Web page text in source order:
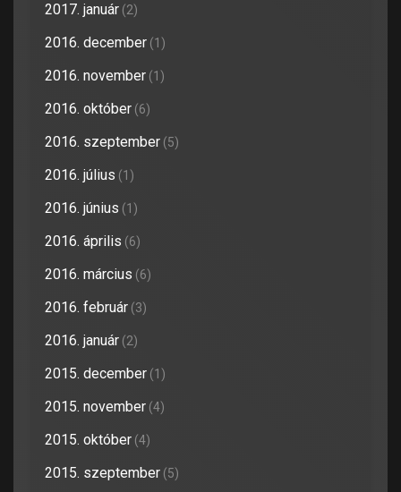
2017. január (2)
2016. december (1)
2016. november (1)
2016. október (6)
2016. szeptember (5)
2016. július (1)
2016. június (1)
2016. április (6)
2016. március (6)
2016. február (3)
2016. január (2)
2015. december (1)
2015. november (4)
2015. október (4)
2015. szeptember (5)